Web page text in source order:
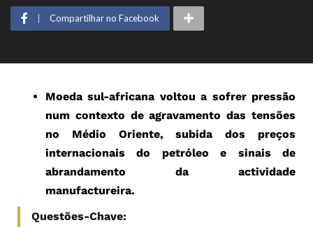
Compartilhar no Facebook
Moeda sul-africana voltou a sofrer pressão
num contexto de agravamento das tensões
no Médio Oriente, subida dos preços
internacionais do petróleo e sinais de
abrandamento da actividade
manufactureira.
Questões-Chave: